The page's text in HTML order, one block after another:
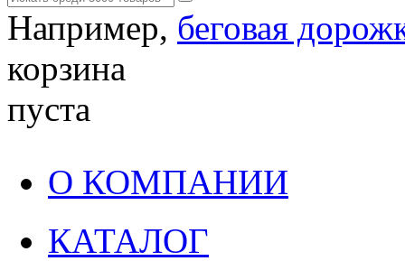
Например, беговая
корзина
пуста
О КОМПАНИИ
КАТАЛОГ